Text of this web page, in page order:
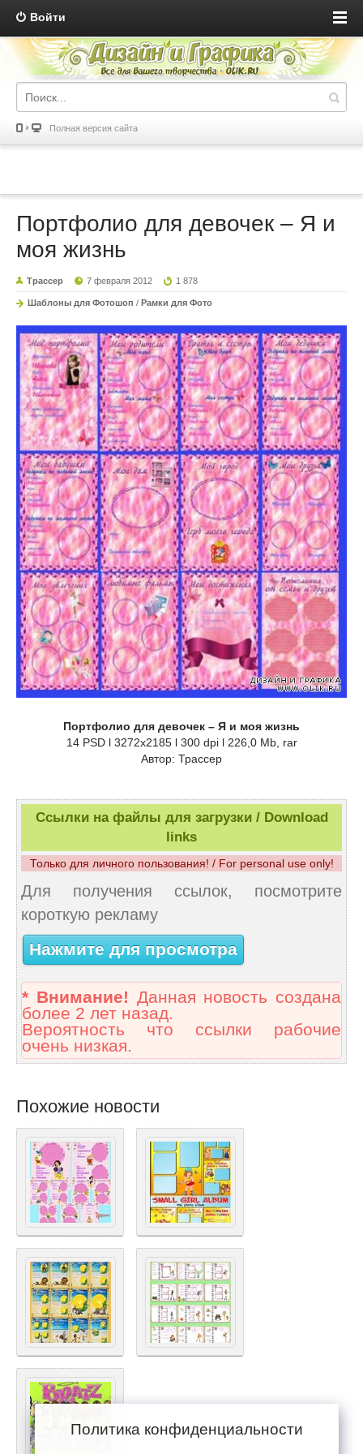
Войти
Полная версия сайта
Портфолио для девочек – Я и
моя жизнь
Трассер 7 февраля 2012 1 878
Шаблоны для Фотошоп / Рамки для Фото
Портфолио для девочек – Я и моя жизнь
14 PSD l 3272x2185 l 300 dpi l 226,0 Mb, rar
Автор: Трассер
Ссылки на файлы для загрузки / Download
links
Только для личного пользования! / For personal use only!
Для получения ссылок, посмотрите
короткую рекламу
Нажмите для просмотра
* Внимание! Данная новость создана
более 2 лет назад.
Вероятность что ссылки рабочие
очень низкая.
Похожие новости
Политика конфиденциальности